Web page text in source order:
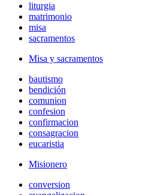
liturgia
matrimonio
misa
sacramentos
Misa y sacramentos
bautismo
bendición
comunion
confesion
confirmacion
consagracion
eucaristia
Misionero
conversion